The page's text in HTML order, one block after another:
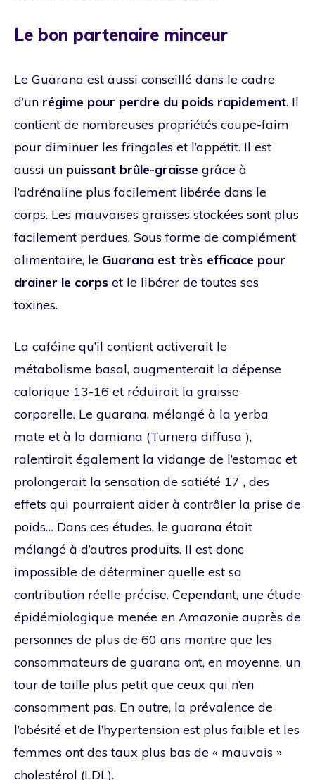
Le bon partenaire minceur
Le Guarana est aussi conseillé dans le cadre
d’un régime pour perdre du poids rapidement. Il
contient de nombreuses propriétés coupe-faim
pour diminuer les fringales et l’appétit. Il est
aussi un puissant brûle-graisse grâce à
l’adrénaline plus facilement libérée dans le
corps. Les mauvaises graisses stockées sont plus
facilement perdues. Sous forme de complément
alimentaire, le Guarana est très efficace pour
drainer le corps et le libérer de toutes ses
toxines.
La caféine qu’il contient activerait le
métabolisme basal, augmenterait la dépense
calorique 13-16 et réduirait la graisse
corporelle. Le guarana, mélangé à la yerba
mate et à la damiana (Turnera diffusa ),
ralentirait également la vidange de l’estomac et
prolongerait la sensation de satiété 17 , des
effets qui pourraient aider à contrôler la prise de
poids… Dans ces études, le guarana était
mélangé à d’autres produits. Il est donc
impossible de déterminer quelle est sa
contribution réelle précise. Cependant, une étude
épidémiologique menée en Amazonie auprès de
personnes de plus de 60 ans montre que les
consommateurs de guarana ont, en moyenne, un
tour de taille plus petit que ceux qui n’en
consomment pas. En outre, la prévalence de
l’obésité et de l’hypertension est plus faible et les
femmes ont des taux plus bas de « mauvais »
cholestérol (LDL).